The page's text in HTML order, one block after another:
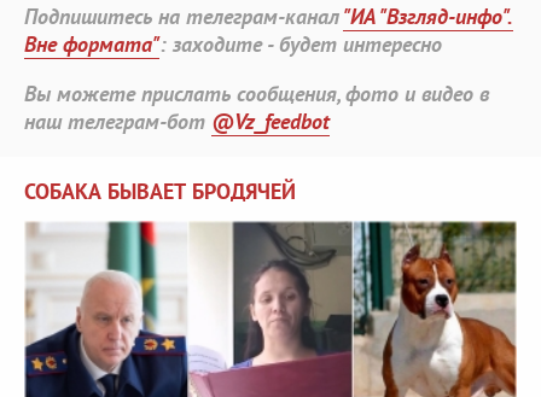
Подпишитесь на телеграм-канал"ИА "Взгляд-инфо".
Вне формата": заходите - будет интересно
Вы можете прислать сообщения, фото и видео в
наш телеграм-бот @Vz_feedbot
СОБАКА БЫВАЕТ БРОДЯЧЕЙ